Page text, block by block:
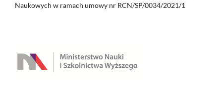
Naukowych w ramach umowy nr RCN/SP/0034/2021/1